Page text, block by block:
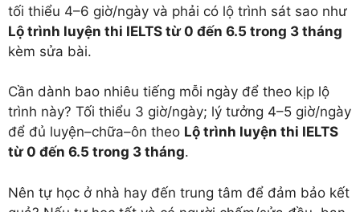
tối thiểu 4–6 giờ/ngày và phải có lộ trình sát sao như
Lộ trình luyện thi IELTS từ 0 đến 6.5 trong 3 tháng
kèm sửa bài.
Cần dành bao nhiêu tiếng mỗi ngày để theo kịp lộ
trình này? Tối thiểu 3 giờ/ngày; lý tưởng 4–5 giờ/ngày
để đủ luyện–chữa–ôn theo Lộ trình luyện thi IELTS
từ 0 đến 6.5 trong 3 tháng.
Nên tự học ở nhà hay đến trung tâm để đảm bảo kết